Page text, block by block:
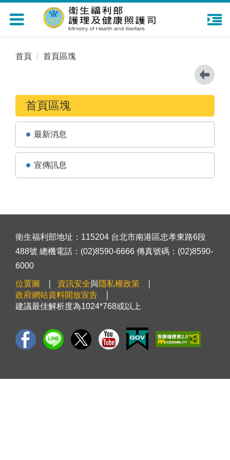
Toggle
navigation
首頁 首頁區塊
首頁區塊
最新消息
宣傳訊息
衛生福利部地址：115204 台北市南港區忠孝東路6段
488號 總機電話：(02)8590-6666 傳真號碼：(02)8590-
6000
位置圖 資訊安全與隱私權政策
政府網站資料開放宣告
建議最佳解析度為1024*768或以上